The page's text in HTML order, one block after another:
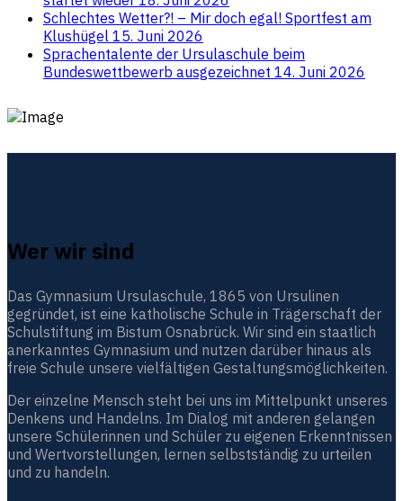
Schlechtes Wetter?! – Mir doch egal! Sportfest am
Klushügel 15. Juni 2026
Sprachentalente der Ursulaschule beim
Bundeswettbewerb ausgezeichnet 14. Juni 2026
Wer wir sind
Das Gymnasium Ursulaschule, 1865 von Ursulinen
gegründet, ist eine katholische Schule in Trägerschaft der
Schulstiftung im Bistum Osnabrück. Wir sind ein staatlich
anerkanntes Gymnasium und nutzen darüber hinaus als
freie Schule unsere vielfältigen Gestaltungsmöglichkeiten.
Der einzelne Mensch steht bei uns im Mittelpunkt unseres
Denkens und Handelns. Im Dialog mit anderen gelangen
unsere Schülerinnen und Schüler zu eigenen Erkenntnissen
und Wertvorstellungen, lernen selbstständig zu urteilen
und zu handeln.